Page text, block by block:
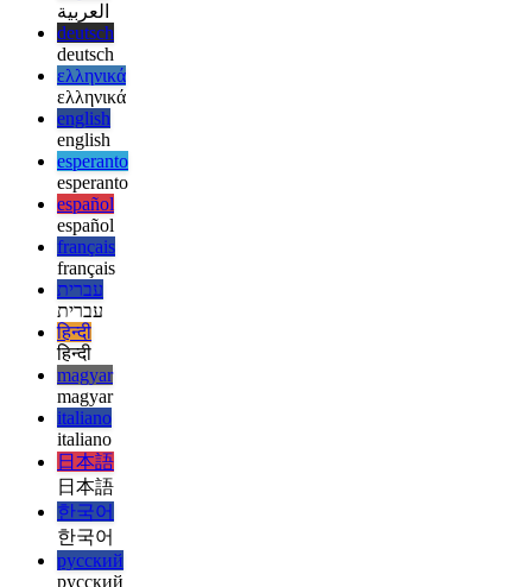
afrikaans
afrikaans
العربية
العربية
deutsch
deutsch
ελληνικά
ελληνικά
english
english
esperanto
esperanto
español
español
français
français
עברית
עברית
हिन्दी
हिन्दी
magyar
magyar
italiano
italiano
日本語
日本語
한국어